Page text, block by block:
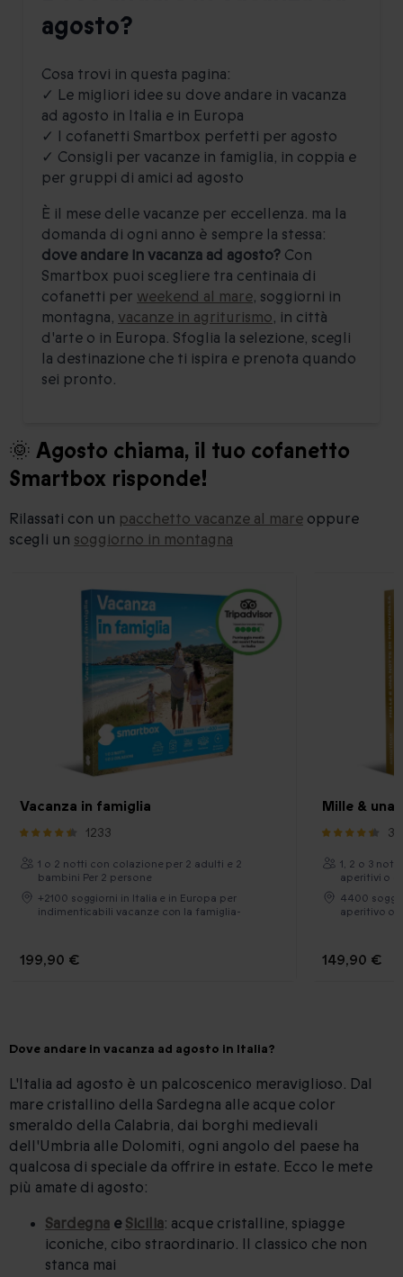
agosto?
Cosa trovi in questa pagina:
✓ Le migliori idee su dove andare in vacanza
ad agosto in Italia e in Europa
✓ I cofanetti Smartbox perfetti per agosto
✓ Consigli per vacanze in famiglia, in coppia e
per gruppi di amici ad agosto
È il mese delle vacanze per eccellenza. ma la
domanda di ogni anno è sempre la stessa:
dove andare in vacanza ad agosto? Con
Smartbox puoi scegliere tra centinaia di
cofanetti per weekend al mare, soggiorni in
montagna, vacanze in agriturismo, in città
d'arte o in Europa. Sfoglia la selezione, scegli
la destinazione che ti ispira e prenota quando
sei pronto.
🌞 Agosto chiama, il tuo cofanetto
Smartbox risponde!
Rilassati con un pacchetto vacanze al mare oppure
scegli un soggiorno in montagna
Vacanza in famiglia
1233
1 o 2 notti con colazione per 2 adulti e 2
bambini Per 2 persone
+2100 soggiorni in Italia e in Europa per
indimenticabili vacanze con la famiglia-
199,90 €
Mille &
1, 2 o 3
aperitivi o
4400
aperitivo o
149,90 €
Dove andare in vacanza ad agosto in Italia?
L'Italia ad agosto è un palcoscenico meraviglioso. Dal
mare cristallino della Sardegna alle acque color
smeraldo della Calabria, dai borghi medievali
dell'Umbria alle Dolomiti, ogni angolo del paese ha
qualcosa di speciale da offrire in estate. Ecco le mete
più amate di agosto:
Sardegna eSicilia: acque cristalline, spiagge
iconiche, cibo straordinario. Il classico che non
stanca mai